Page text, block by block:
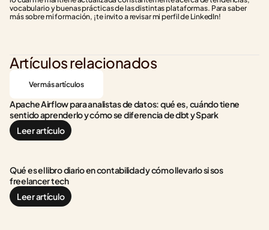
vocabulario y buenas prácticas de las distintas plataformas. Para saber
más sobre mi formación, ¡te invito a revisar mi perfil de LinkedIn!
Artículos relacionados
Ver más artículos
Apache Airflow para analistas de datos: qué es, cuándo tiene
sentido aprenderlo y cómo se diferencia de dbt y Spark
Leer artículo
Qué es el libro diario en contabilidad y cómo llevarlo si sos
freelancer tech
Leer artículo